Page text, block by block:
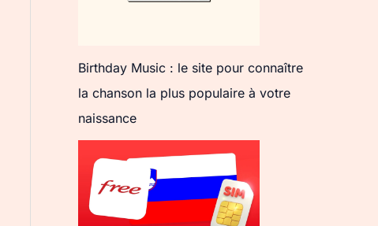
Birthday Music : le site pour connaître
la chanson la plus populaire à votre
naissance